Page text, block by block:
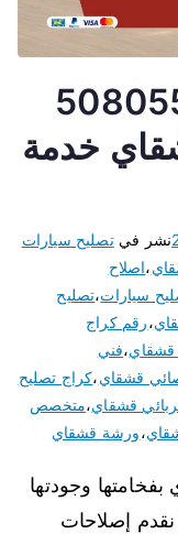
50805535
خدمة
نشر فيتصليح سيارات
،اصلاح
سيارات،تصليح
،رقم كراج
قشقاي،فني
قشقاي،كراج تصليح
قشقاي،متخصص
،ورشة قشقاي
وجودتها
نقدم إصلاحات